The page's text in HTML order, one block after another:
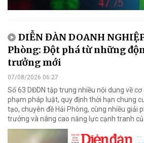
DIỄN ĐÀN DOANH
Phòng: Đột phá từ những
trưởng mới
07/08/2026 06:27
Số 63 DĐDN tập trung nhiều nội dung về
phạm pháp luật, quy định thời hạn chung
tạo, chuyên đề Hải Phòng, cùng nhiều giải
trưởng và nâng cao năng lực cạnh tranh